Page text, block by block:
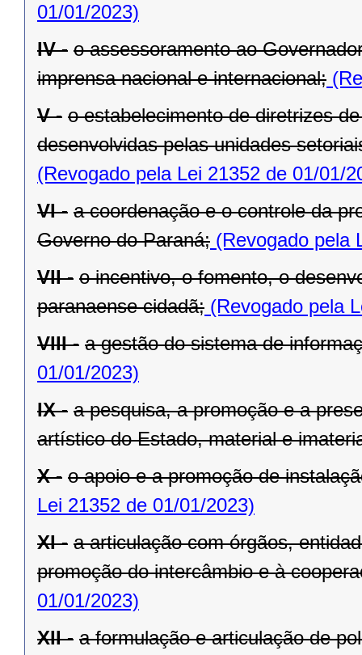
01/01/2023)
IV - o assessoramento ao
imprensa nacional e internacional;
V - o estabelecimento de diretrizes
desenvolvidas pelas unidades
(Revogado pela Lei 21352 de 01/01/
VI - a coordenação e o controle da
Governo do Paraná; (Revogado pela
VII - o incentivo, o fomento, o
paranaense cidadã; (Revogado pela
VIII - a gestão do sistema de
01/01/2023)
IX - a pesquisa, a promoção e a
artístico do Estado, material e
X - o apoio e a promoção de
Lei 21352 de 01/01/2023)
XI - a articulação com órgãos,
promoção do intercâmbio e à
01/01/2023)
XII - a formulação e articulação de